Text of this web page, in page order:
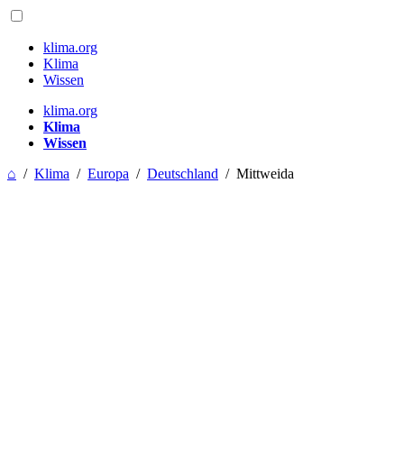
klima.org
Klima
Wissen
klima.org
Klima
Wissen
⌂ / Klima / Europa / Deutschland / Mittweida